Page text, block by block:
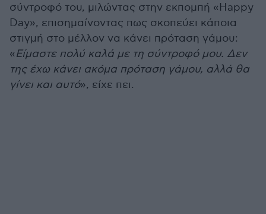
σύντροφό του, μιλώντας στην εκπομπή «Happy
Day», επισημαίνοντας πως σκοπεύει κάποια
στιγμή στο μέλλον να κάνει πρόταση γάμου:
«Είμαστε πολύ καλά με τη σύντροφό μου. Δεν
της έχω κάνει ακόμα πρόταση γάμου, αλλά θα
γίνει και αυτό», είχε πει.